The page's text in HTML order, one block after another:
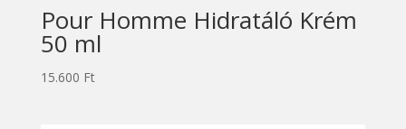
Pour Homme Hidratáló Krém
50 ml
15.600 Ft